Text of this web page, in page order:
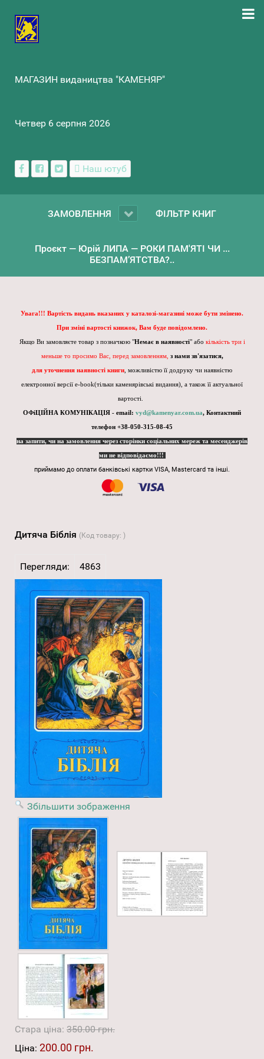
МАГАЗИН видаництва "КАМЕНЯР"
Четвер 6 серпня 2026
Наш ютуб
ЗАМОВЛЕННЯ ФІЛЬТР КНИГ
Проєкт — Юрій ЛИПА — РОКИ ПАМ'ЯТІ ЧИ ...
БЕЗПАМ’ЯТСТВА?..
Увага!!! Вартість видань вказаних у каталозі-магазині може бути змінено.
При зміні вартості книжок, Вам буде повідомлено.
Якщо Ви замовляєте товар з позначкою "Немає в наявності" або кількість три і
меньше то просимо Вас, перед замовленням, з нами зв'язатися,
для уточнення наявності книги , можливістю її додруку чи наявністю
електронної версії e-book(тільки каменярівські видання), а також її актуальної
вартості.
ОФіЦІЙНА КОМУНІКАЦІЯ - email: vyd@kamenyar.com.ua, Контактний
телефон +38-050-315-08-45
на запити, чи на замовлення через сторінки соціальних мереж та месенджерів
ми не відповідаємо!!!
приймамо до оплати банківські картки VISA, Mastercard та інші.
Дитяча Біблія (Код товару: )
Перегляди: 4863
Збільшити зображення
Стара ціна: 350.00 грн.
Ціна: 200.00 грн.